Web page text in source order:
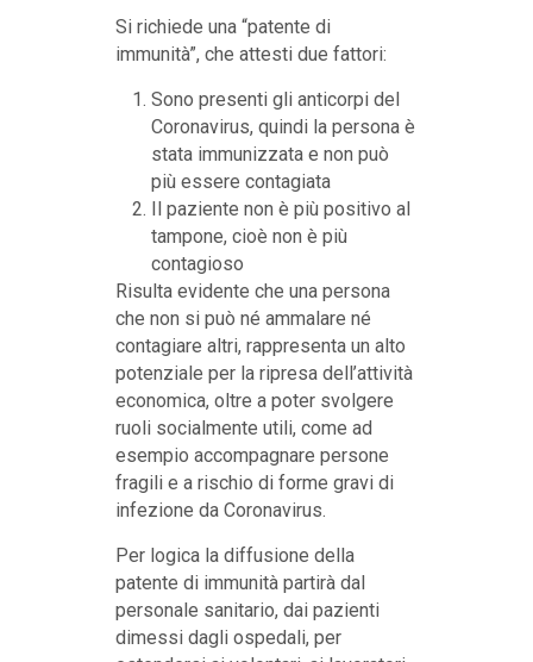
Si richiede una “patente di
immunità”, che attesti due fattori:
Sono presenti gli anticorpi del
Coronavirus, quindi la persona è
stata immunizzata e non può
più essere contagiata
Il paziente non è più positivo al
tampone, cioè non è più
contagioso
Risulta evidente che una persona
che non si può né ammalare né
contagiare altri, rappresenta un alto
potenziale per la ripresa dell’attività
economica, oltre a poter svolgere
ruoli socialmente utili, come ad
esempio accompagnare persone
fragili e a rischio di forme gravi di
infezione da Coronavirus.
Per logica la diffusione della
patente di immunità partirà dal
personale sanitario, dai pazienti
dimessi dagli ospedali, per